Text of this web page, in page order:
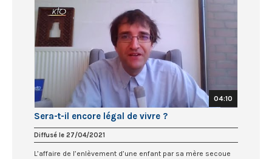
04:10
Sera-t-il encore légal de vivre ?
Diffusé le 27/04/2021
L’affaire de l’enlèvement d’une enfant par sa mère secoue